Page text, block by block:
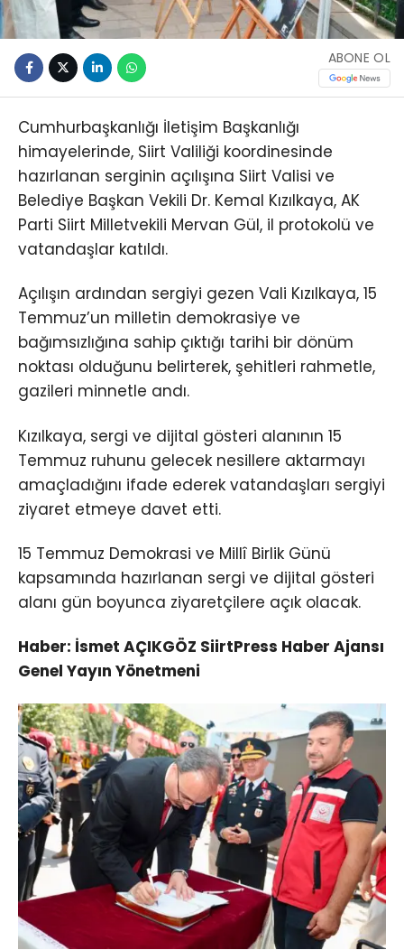
ABONE OL
Cumhurbaşkanlığı İletişim Başkanlığı
himayelerinde, Siirt Valiliği koordinesinde
hazırlanan serginin açılışına Siirt Valisi ve
Belediye Başkan Vekili Dr. Kemal Kızılkaya, AK
Parti Siirt Milletvekili Mervan Gül, il protokolü ve
vatandaşlar katıldı.
Açılışın ardından sergiyi gezen Vali Kızılkaya, 15
Temmuz’un milletin demokrasiye ve
bağımsızlığına sahip çıktığı tarihi bir dönüm
noktası olduğunu belirterek, şehitleri rahmetle,
gazileri minnetle andı.
Kızılkaya, sergi ve dijital gösteri alanının 15
Temmuz ruhunu gelecek nesillere aktarmayı
amaçladığını ifade ederek vatandaşları sergiyi
ziyaret etmeye davet etti.
15 Temmuz Demokrasi ve Millî Birlik Günü
kapsamında hazırlanan sergi ve dijital gösteri
alanı gün boyunca ziyaretçilere açık olacak.
Haber: İsmet AÇIKGÖZ SiirtPress Haber Ajansı
Genel Yayın Yönetmeni